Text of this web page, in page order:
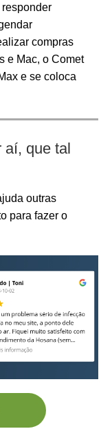
compras
e Mac, o Comet
e se coloca
aí, que tal
outras
para fazer o